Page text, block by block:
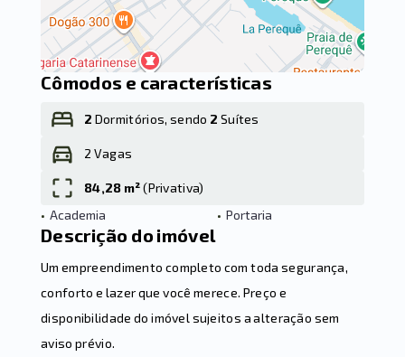
Cômodos e características
2 Dormitórios, sendo 2 Suítes
2 Vagas
84,28 m²(Privativa)
• Academia • Portaria
Descrição do imóvel
Um empreendimento completo com toda segurança,
conforto e lazer que você merece. Preço e
disponibilidade do imóvel sujeitos a alteração sem
aviso prévio.